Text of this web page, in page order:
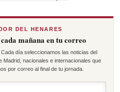
DEL HENARES
mañana en tu correo
día seleccionamos las noticias del
Madrid, nacionales e internacionales que
por correo al final de tu jornada.